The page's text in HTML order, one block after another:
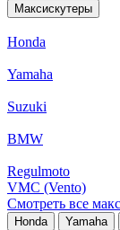
Максискутеры
Honda
Yamaha
Suzuki
BMW
Regulmoto
VMC (Vento)
Смотреть все
Honda Yamaha